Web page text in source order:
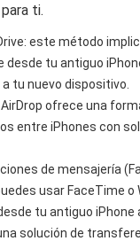
ti.
este método
desde tu antiguo
tu nuevo dispositivo.
AirDrop ofrece una
entre iPhones con
de mensajería
usar FaceTime o
tu antiguo iPhone
solución de